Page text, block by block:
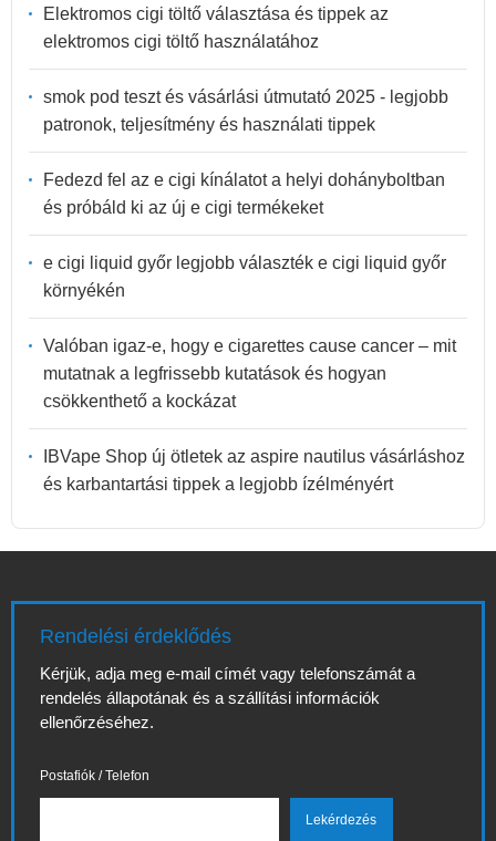
Elektromos cigi töltő választása és tippek az
elektromos cigi töltő használatához
smok pod teszt és vásárlási útmutató 2025 - legjobb
patronok, teljesítmény és használati tippek
Fedezd fel az e cigi kínálatot a helyi dohányboltban
és próbáld ki az új e cigi termékeket
e cigi liquid győr legjobb választék e cigi liquid győr
környékén
Valóban igaz-e, hogy e cigarettes cause cancer – mit
mutatnak a legfrissebb kutatások és hogyan
csökkenthető a kockázat
IBVape Shop új ötletek az aspire nautilus vásárláshoz
és karbantartási tippek a legjobb ízélményért
Rendelési érdeklődés
Kérjük, adja meg e-mail címét vagy telefonszámát a
rendelés állapotának és a szállítási információk
ellenőrzéséhez.
Postafiók / Telefon